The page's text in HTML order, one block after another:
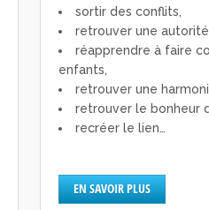
sortir des conflits,
retrouver une
réapprendre à faire
enfants,
retrouver une
retrouver le bonheur
recréer le lien…
EN SAVOIR PLUS